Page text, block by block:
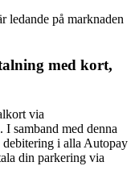
ledande på marknaden
med kort,
via
samband med denna
i alla Autopay
din parkering via